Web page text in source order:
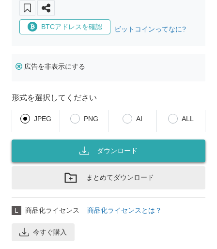
BTCアドレスを確認 ビットコインってなに?
広告を非表示にする
形式を選択してください
JPEG PNG AI ALL
ダウンロード
まとめてダウンロード
L 商品化ライセンス 商品化ライセンスとは？
今すぐ購入